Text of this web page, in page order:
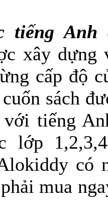
tiếng Anh
xây dựng
cấp độ
sách
tiếng
lớp
có
mua